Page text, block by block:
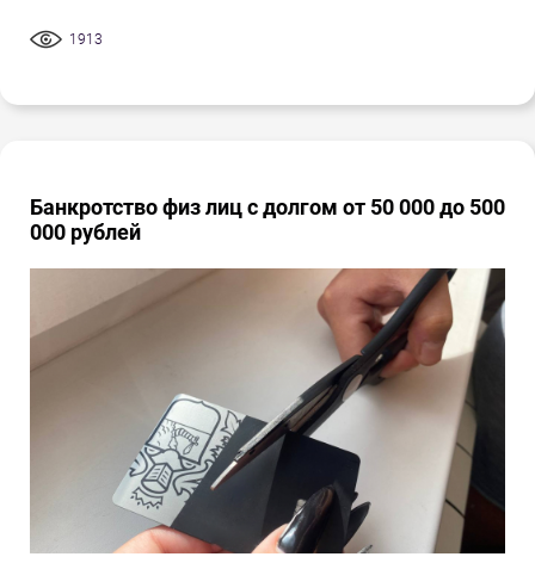
1913
Банкротство физ лиц с долгом от 50 000 до 500
000 рублей